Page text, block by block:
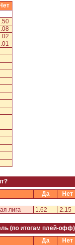
Нет
Да
Нет
лига 1.62 2.15
(по итогам плей-офф)
Да
Нет